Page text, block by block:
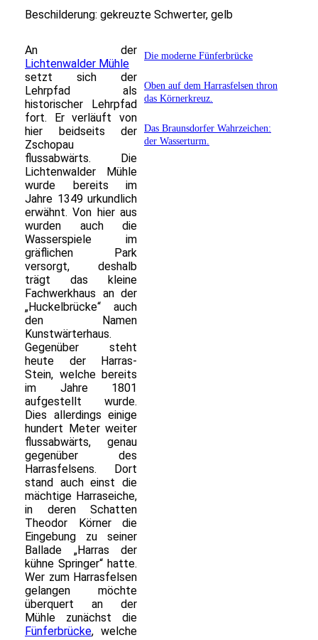
Beschilderung: gekreuzte Schwerter, gelb
An der
Lichtenwalder Mühle
setzt sich der
Lehrpfad als
historischer Lehrpfad
fort. Er verläuft von
hier beidseits der
Zschopau
flussabwärts. Die
Lichtenwalder Mühle
wurde bereits im
Jahre 1349 urkundlich
erwähnt. Von hier aus
wurden auch die
Wasserspiele im
gräflichen Park
versorgt, deshalb
trägt das kleine
Fachwerkhaus an der
„Huckelbrücke“ auch
den Namen
Kunstwärterhaus.
Gegenüber steht
heute der Harras-
Stein, welche bereits
im Jahre 1801
aufgestellt wurde.
Dies allerdings einige
hundert Meter weiter
flussabwärts, genau
gegenüber des
Harrasfelsens. Dort
stand auch einst die
mächtige Harraseiche,
in deren Schatten
Theodor Körner die
Eingebung zu seiner
Ballade „Harras der
kühne Springer“ hatte.
Wer zum Harrasfelsen
gelangen möchte
überquert an der
Mühle zunächst die
Fünferbrücke, welche
Die moderne Fünferbrücke
Oben auf dem Harrasfelsen thron
das Körnerkreuz.
Das Braunsdorfer Wahrzeichen:
der Wasserturm.